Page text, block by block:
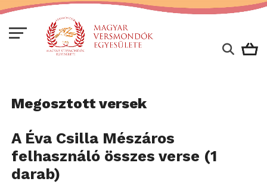
Megosztott versek
A Éva Csilla Mészáros
felhasználó összes verse (1
darab)